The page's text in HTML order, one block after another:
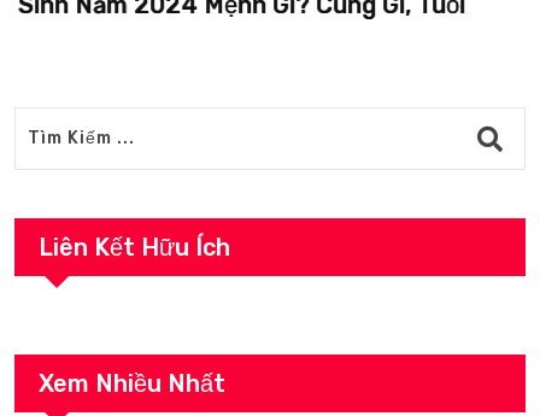
Liên Kết Hữu Ích
Xem Nhiều Nhất